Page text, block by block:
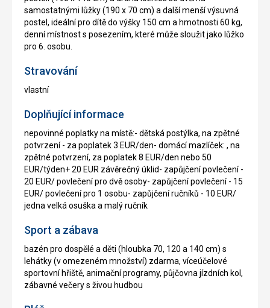
samostatnými lůžky (190 x 70 cm) a další menší výsuvná
postel, ideální pro dítě do výšky 150 cm a hmotnosti 60 kg,
denní místnost s posezením, které může sloužit jako lůžko
pro 6. osobu.
Stravování
vlastní
Doplňující informace
nepovinné poplatky na místě:- dětská postýlka, na zpětné
potvrzení - za poplatek 3 EUR/den- domácí mazlíček: , na
zpětné potvrzení, za poplatek 8 EUR/den nebo 50
EUR/týden+ 20 EUR závěrečný úklid- zapůjčení povlečení -
20 EUR/ povlečení pro dvě osoby- zapůjčení povlečení - 15
EUR/ povlečení pro 1 osobu- zapůjčení ručníků - 10 EUR/
jedna velká osuška a malý ručník
Sport a zábava
bazén pro dospělé a děti (hloubka 70, 120 a 140 cm) s
lehátky (v omezeném množství) zdarma, víceúčelové
sportovní hřiště, animační programy, půjčovna jízdních kol,
zábavné večery s živou hudbou